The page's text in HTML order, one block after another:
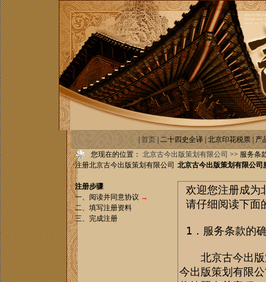
首页| 二十四史全译| 北京印花税票|
产
您现在的位置： 北京古今出版策划有限公司 >> 服务条
·注册北京古今出版策划有限公司
注册步骤
一、阅读并同意协议 →
二、填写注册资料
三、完成注册
北京古今出版策划有限公司